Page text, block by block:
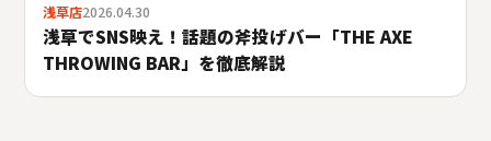
浅草店2026.04.30
浅草でSNS映え！話題の斧投げバー「THE AXE
THROWING BAR」を徹底解説